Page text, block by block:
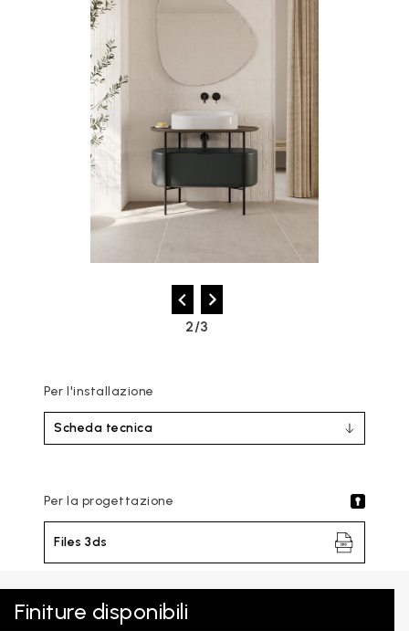
2/3
Per l'installazione
Scheda tecnica
Per la progettazione
Files 3ds
Finiture disponibili